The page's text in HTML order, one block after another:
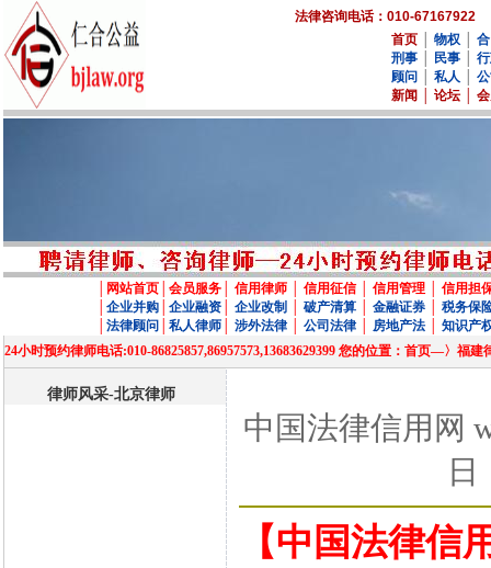
法律咨询电话：010-67167922
首页
物权
刑事
民事
顾问
私人
新闻
论坛
网站首页 会员服务 信用律师 信用征信 信用管理
信用担
企业并购 企业融资 企业改制 破产清算 金融证券
税务保
法律顾问 私人律师 涉外法律 公司法律 房地产法
知识产
24小时预约律师电话:010-86825857,86957573,13683629399 您的位置：首页—〉福
律师风采-北京律师
中国法律信用网
【中国法律信